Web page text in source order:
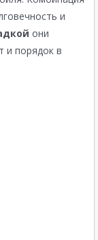
и
они
и порядок в